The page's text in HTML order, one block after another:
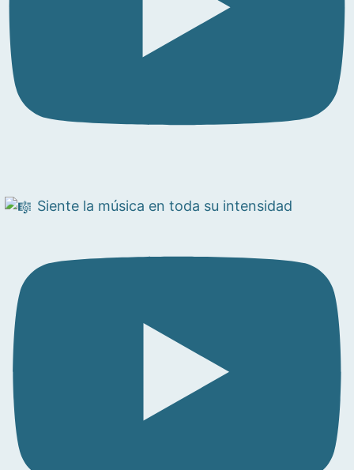
Siente la música en toda su intensidad